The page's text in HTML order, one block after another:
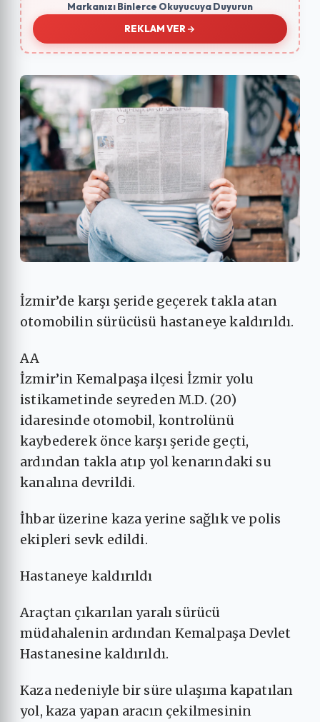
Markanızı Binlerce Okuyucuya Duyurun
REKLAM VER
İzmir’de karşı şeride geçerek takla atan
otomobilin sürücüsü hastaneye kaldırıldı.
AA
İzmir’in Kemalpaşa ilçesi İzmir yolu
istikametinde seyreden M.D. (20)
idaresinde otomobil, kontrolünü
kaybederek önce karşı şeride geçti,
ardından takla atıp yol kenarındaki su
kanalına devrildi.
İhbar üzerine kaza yerine sağlık ve polis
ekipleri sevk edildi.
Hastaneye kaldırıldı
Araçtan çıkarılan yaralı sürücü
müdahalenin ardından Kemalpaşa Devlet
Hastanesine kaldırıldı.
Kaza nedeniyle bir süre ulaşıma kapatılan
yol, kaza yapan aracın çekilmesinin